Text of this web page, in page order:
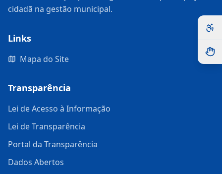
cidadã na gestão municipal.
Links
Mapa do Site
Transparência
Lei de Acesso à Informação
Lei de Transparência
Portal da Transparência
Dados Abertos